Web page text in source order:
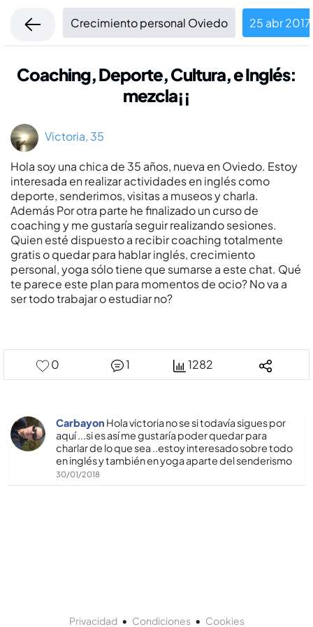
Crecimiento personal Oviedo 25 abr 2017
Coaching, Deporte, Cultura, e Inglés:
mezcla¡¡
Victoria, 35
Hola soy una chica de 35 años, nueva en Oviedo. Estoy
interesada en realizar actividades en inglés como
deporte, senderimos, visitas a museos y charla.
Además Por otra parte he finalizado un curso de
coaching y me gustaría seguir realizando sesiones.
Quien esté dispuesto a recibir coaching totalmente
gratis o quedar para hablar inglés, crecimiento
personal, yoga sólo tiene que sumarse a este chat. Qué
te parece este plan para momentos de ocio? No va a
ser todo trabajar o estudiar no?
0 1 1282
Carbayon Hola victoria no se si todaví­a sigues por
aquí­ ...si es así­ me gustarí­a poder quedar para
charlar de lo que sea ..estoy interesado sobre todo
en inglés y también en yoga aparte del senderismo
30/01/2018
Privacidad• Condiciones• Cookies